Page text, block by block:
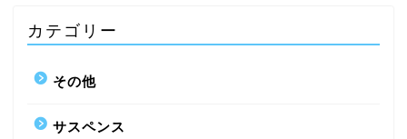
カテゴリー
その他
サスペンス